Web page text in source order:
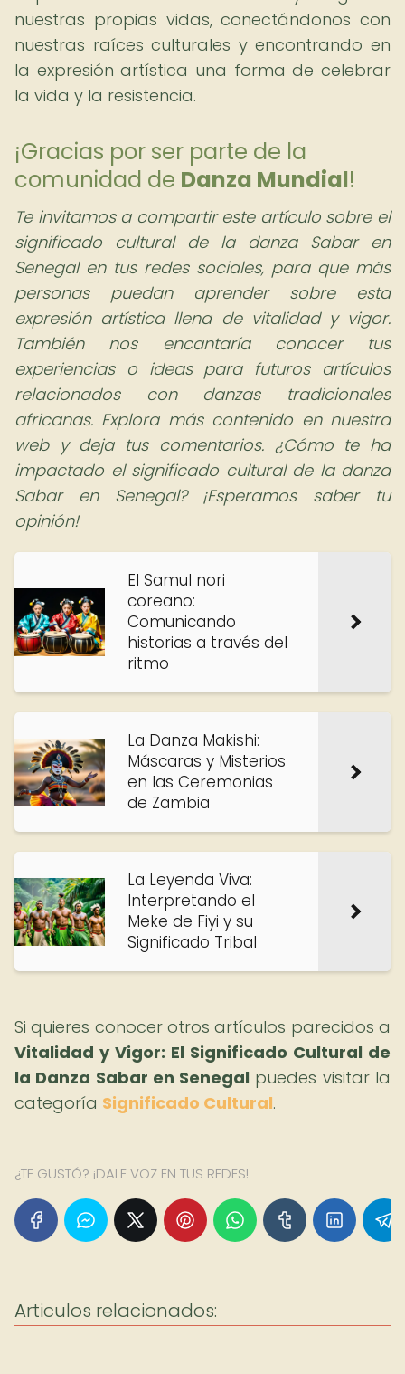
nuestras propias vidas, conectándonos con
nuestras raíces culturales y encontrando en
la expresión artística una forma de celebrar
la vida y la resistencia.
¡Gracias por ser parte de la
comunidad de Danza Mundial!
Te invitamos a compartir este artículo sobre el
significado cultural de la danza Sabar en
Senegal en tus redes sociales, para que más
personas puedan aprender sobre esta
expresión artística llena de vitalidad y vigor.
También nos encantaría conocer tus
experiencias o ideas para futuros artículos
relacionados con danzas tradicionales
africanas. Explora más contenido en nuestra
web y deja tus comentarios. ¿Cómo te ha
impactado el significado cultural de la danza
Sabar en Senegal? ¡Esperamos saber tu
opinión!
El Samul nori
coreano:
Comunicando
historias a través del
ritmo
La Danza Makishi:
Máscaras y Misterios
en las Ceremonias
de Zambia
La Leyenda Viva:
Interpretando el
Meke de Fiyi y su
Significado Tribal
Si quieres conocer otros artículos parecidos a
Vitalidad y Vigor: El Significado Cultural de
la Danza Sabar en Senegal puedes visitar la
categoría Significado Cultural.
¿TE GUSTÓ? ¡DALE VOZ EN TUS REDES!
Articulos relacionados: